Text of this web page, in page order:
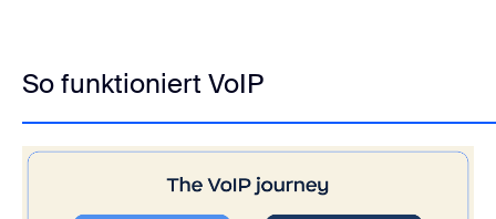
So funktioniert VoIP